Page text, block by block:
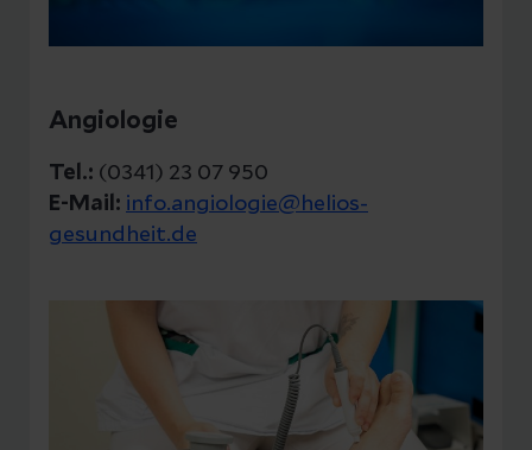
Angiologie
Tel.: (0341) 23 07 950
E-Mail: info.angiologie@helios-
gesundheit.de